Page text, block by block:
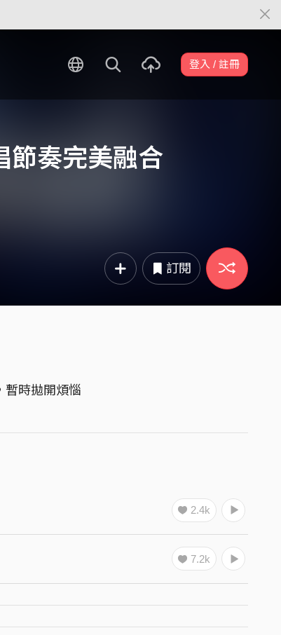
登入 / 註冊
節奏完美融合
訂閱
暫時拋開煩惱
2.4k
7.2k